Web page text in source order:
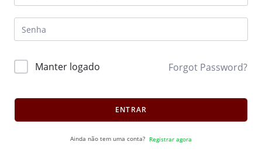
Manter logado Forgot Password?
ENTRAR
Ainda não tem uma conta? Registrar agora